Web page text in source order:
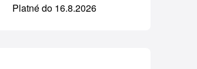
Platné do 16.8.2026